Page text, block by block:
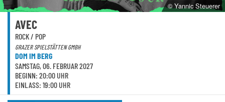
© Yannic Steuerer
AVEC
ROCK / POP
GRAZER SPIELSTÄTTEN GMBH
DOM IM BERG
SAMSTAG, 06. FEBRUAR 2027
BEGINN: 20:00 UHR
EINLASS: 19:00 UHR